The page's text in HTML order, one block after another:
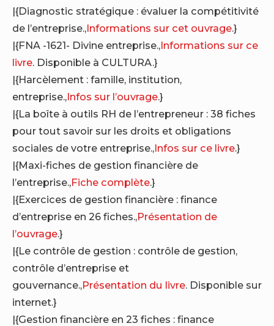
|{Diagnostic stratégique : évaluer la compétitivité
de l’entreprise.,Informations sur cet ouvrage.}
|{FNA -1621- Divine entreprise.,Informations sur ce
livre. Disponible à CULTURA.}
|{Harcèlement : famille, institution,
entreprise.,Infos sur l’ouvrage.}
|{La boîte à outils RH de l’entrepreneur : 38 fiches
pour tout savoir sur les droits et obligations
sociales de votre entreprise.,Infos sur ce livre.}
|{Maxi-fiches de gestion financière de
l’entreprise.,Fiche complète.}
|{Exercices de gestion financière : finance
d’entreprise en 26 fiches.,Présentation de
l’ouvrage.}
|{Le contrôle de gestion : contrôle de gestion,
contrôle d’entreprise et
gouvernance.,Présentation du livre. Disponible sur
internet.}
|{Gestion financière en 23 fiches : finance